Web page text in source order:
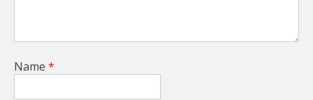
Name *